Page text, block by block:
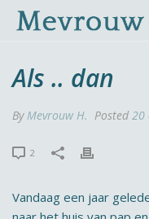
Als .. dan
ByMevrouw H. Posted 20
2
Vandaag een jaar